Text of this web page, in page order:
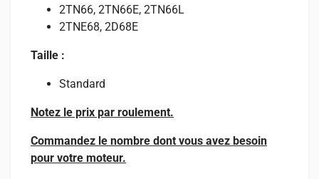
2TN66, 2TN66E, 2TN66L
2TNE68, 2D68E
Taille :
Standard
Notez le prix par roulement.
Commandez le nombre dont vous avez besoin
pour votre moteur.